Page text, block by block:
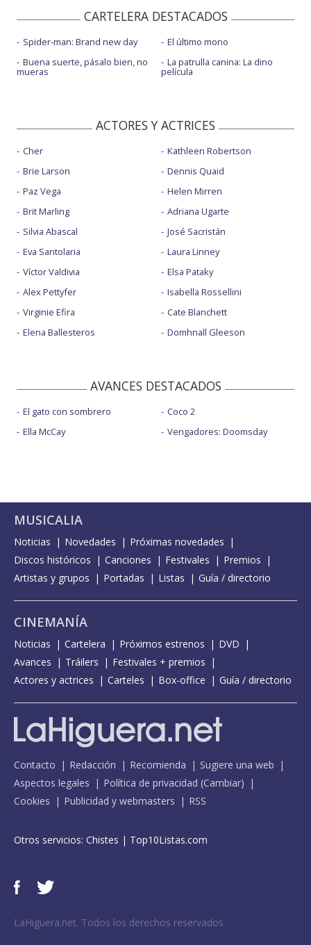
CARTELERA DESTACADOS
Spider-man: Brand new day
Buena suerte, pásalo bien, no
mueras
El último mono
La patrulla canina: La dino
película
ACTORES Y ACTRICES
Cher
Brie Larson
Paz Vega
Brit Marling
Silvia Abascal
Eva Santolaria
Víctor Valdivia
Alex Pettyfer
Virginie Efira
Elena Ballesteros
Kathleen Robertson
Dennis Quaid
Helen Mirren
Adriana Ugarte
José Sacristán
Laura Linney
Elsa Pataky
Isabella Rossellini
Cate Blanchett
Domhnall Gleeson
AVANCES DESTACADOS
El gato con sombrero
Ella McCay
Coco 2
Vengadores: Doomsday
MUSICALIA
Noticias Novedades
Próximas novedades
Discos históricos
Canciones Festivales
Premios
Artistas y grupos
Portadas Listas Guía / directorio
CINEMANÍA
Noticias Cartelera Próximos estrenos
DVD
Avances
Tráilers
Festivales + premios
Actores y actrices
Carteles Box-office Guía / directorio
Contacto Redacción Recomienda
Sugiere una web
Aspectos legales
Política de privacidad (Cambiar)
Cookies
Publicidad y webmasters RSS
Otros servicios: Chistes | Top10Listas.com
LaHiguera.net. Todos los derechos reservados